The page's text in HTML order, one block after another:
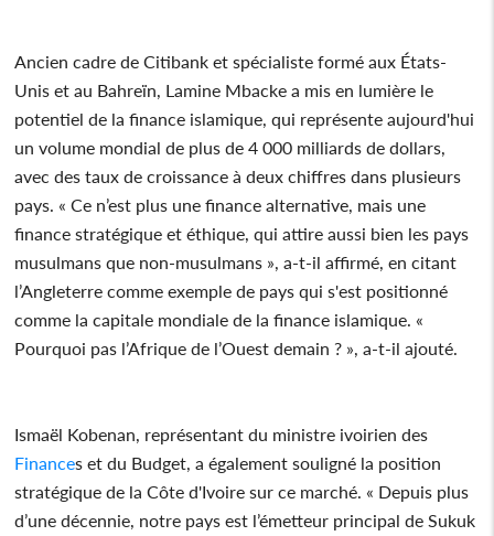
Ancien cadre de Citibank et spécialiste formé aux États-
Unis et au Bahreïn, Lamine Mbacke a mis en lumière le
potentiel de la finance islamique, qui représente aujourd'hui
un volume mondial de plus de 4 000 milliards de dollars,
avec des taux de croissance à deux chiffres dans plusieurs
pays. « Ce n’est plus une finance alternative, mais une
finance stratégique et éthique, qui attire aussi bien les pays
musulmans que non-musulmans », a-t-il affirmé, en citant
l’Angleterre comme exemple de pays qui s'est positionné
comme la capitale mondiale de la finance islamique. «
Pourquoi pas l’Afrique de l’Ouest demain ? », a-t-il ajouté.
Ismaël Kobenan, représentant du ministre ivoirien des
Finances et du Budget, a également souligné la position
stratégique de la Côte d'Ivoire sur ce marché. « Depuis plus
d’une décennie, notre pays est l’émetteur principal de Sukuk